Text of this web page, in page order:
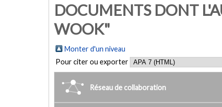
DOCUMENTS DONT
WOOK"
Monter d'un niveau
Pour citer ou exporter
Réseau de collaboration